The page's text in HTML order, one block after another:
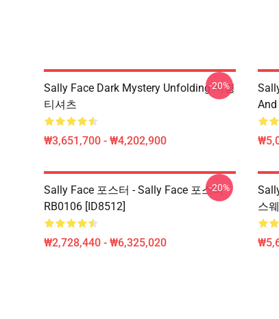
Sally Face Dark Mystery Unfolding 서명
티셔츠
₩3,651,700 - ₩4,202,900
-20%
Sally Face 포스터 - Sally Face 포스터
RB0106 [ID8512]
₩2,728,440 - ₩6,325,020
-20%
스